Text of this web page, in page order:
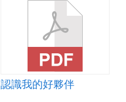
認識我的好夥伴